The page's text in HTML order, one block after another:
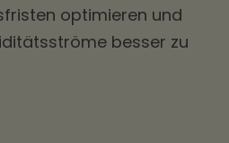
optimieren und
besser zu